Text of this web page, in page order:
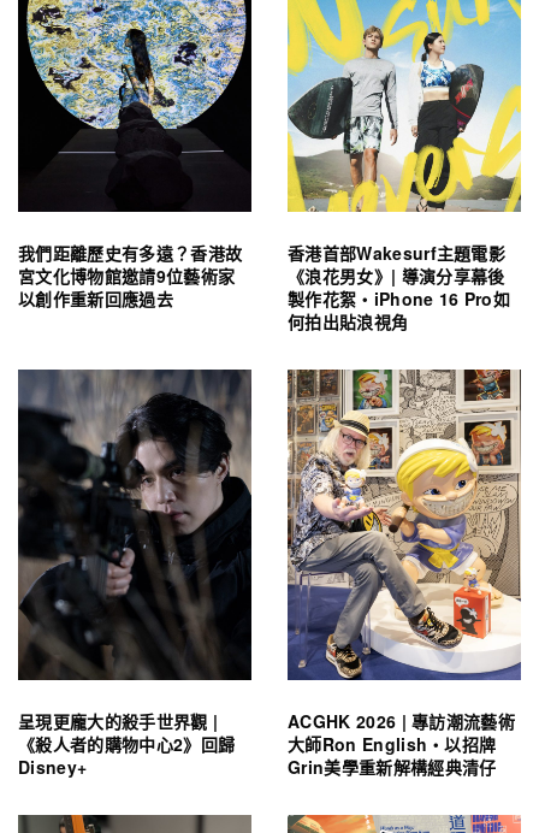
我們距離歷史有多遠？香港故
宮文化博物館邀請9位藝術家
以創作重新回應過去
香港首部Wakesurf主題電影
《浪花男女》| 導演分享幕後
製作花絮・iPhone 16 Pro如
何拍出貼浪視角
呈現更龐大的殺手世界觀 |
《殺人者的購物中心2》回歸
Disney+
ACGHK 2026 | 專訪潮流藝術
大師Ron English・以招牌
Grin美學重新解構經典清仔